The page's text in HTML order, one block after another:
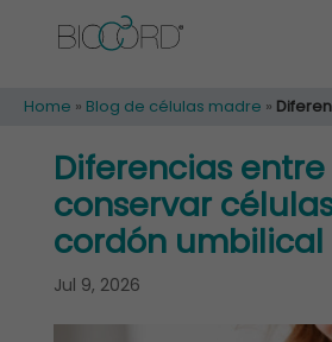
Home » Blog de células madre »
Diferencias
conservar
cordón umbilical
Jul 9, 2026